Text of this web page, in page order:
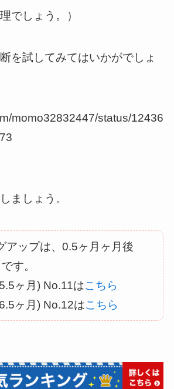
でしょう。）
を試してみてはいかがでしょ
momo32832447/status/12436
ましょう。
アップは、0.5ヶ月ヶ月後
す。
ヶ月) No.11はこちら
ヶ月) No.12はこちら